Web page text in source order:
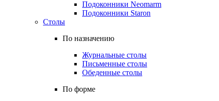
Подоконники Neomarm
Подоконники Staron
Столы
По назначению
Журнальные столы
Письменные столы
Обеденные столы
По форме